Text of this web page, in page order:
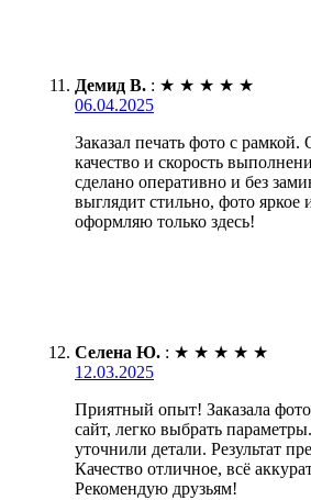
Демид В. : ★ ★ ★ ★ ★
06.04.2025
Заказал печать фото с рамкой.
качество и скорость
сделано оперативно и без
выглядит стильно, фото яркое
оформляю только здесь!
Селена Ю. : ★ ★ ★ ★ ★
12.03.2025
Приятный опыт! Заказала
сайт, легко выбрать
уточнили детали. Результат
Качество отличное, всё
Рекомендую друзьям!